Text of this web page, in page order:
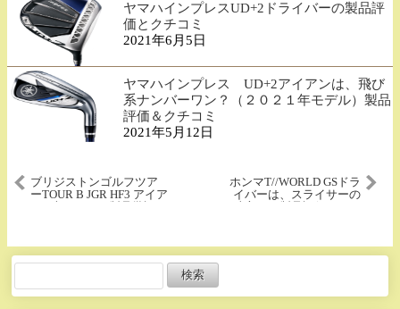
ヤマハインプレスUD+2ドライバーの製品評
価とクチコミ
2021年6月5日
ヤマハインプレス UD+2アイアンは、飛び
系ナンバーワン？（２０２１年モデル）製品
評価＆クチコミ
2021年5月12日
ブリジストンゴルフツア
ーTOUR B JGR HF3 アイア
ホンマT//WORLD GS​ドラ
イバーは、スライサーの